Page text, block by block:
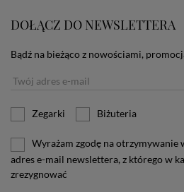
DOŁĄCZ DO NEWSLETTERA
Bądź na bieżąco z nowościami,
Zegarki Biżuteria
Wyrażam zgodę na otrzymywanie
adres e-mail newslettera, z którego w
zrezygnować